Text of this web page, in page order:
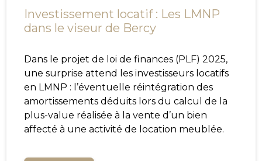
Investissement locatif : Les LMNP
dans le viseur de Bercy
Dans le projet de loi de finances (PLF) 2025,
une surprise attend les investisseurs locatifs
en LMNP : l’éventuelle réintégration des
amortissements déduits lors du calcul de la
plus-value réalisée à la vente d’un bien
affecté à une activité de location meublée.